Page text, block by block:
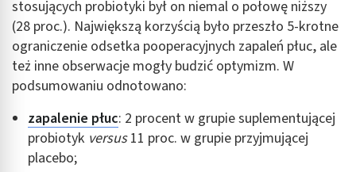
stosujących probiotyki był on niemal o połowę niższy
(28 proc.). Największą korzyścią było przeszło 5-krotne
ograniczenie odsetka pooperacyjnych zapaleń płuc, ale
też inne obserwacje mogły budzić optymizm. W
podsumowaniu odnotowano:
zapalenie płuc: 2 procent w grupie suplementującej
probiotyk versus11 proc. w grupie przyjmującej
placebo;